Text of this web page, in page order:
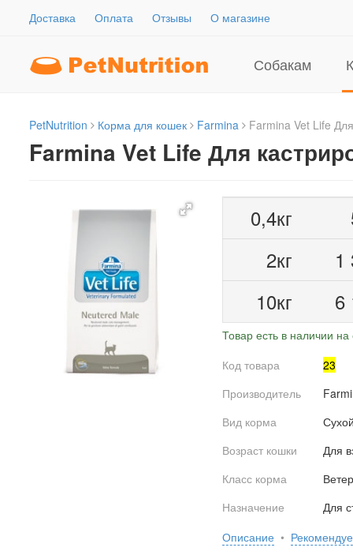
Доставка Оплата Отзывы О магазине
Собакам
PetNutrition Корма для кошек Farmina Farmina Vet Life
Farmina Vet Life Для
0,4кг
2кг
1
10кг
6
Товар есть в наличии на
Код товара
23
Производитель
Вид корма
Возраст кошки
Для
Класс корма
Назначение
Для
Описание •